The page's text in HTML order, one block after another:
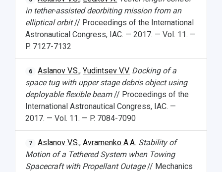
in tether-assisted deorbiting mission from an
elliptical orbit// Proceedings of the International
Astronautical Congress, IAC. — 2017. — Vol. 11. —
P. 7127-7132
6 Aslanov V.S.,Yudintsev V.V. Docking of a
space tug with upper stage debris object using
deployable flexible beam// Proceedings of the
International Astronautical Congress, IAC. —
2017. — Vol. 11. — P. 7084-7090
7 Aslanov V.S.,Avramenko A.A. Stability of
Motion of a Tethered System when Towing
Spacecraft with Propellant Outage// Mechanics